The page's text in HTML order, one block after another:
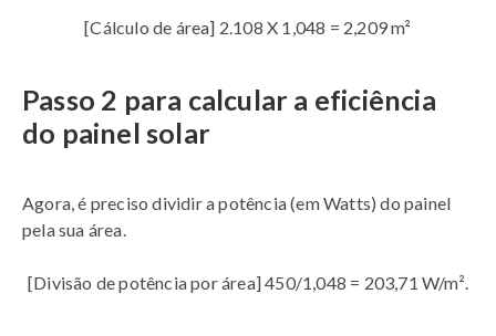
[Cálculo de área] 2.108 X 1,048 = 2,209 m²
Passo 2 para calcular a eficiência
do painel solar
Agora, é preciso dividir a potência (em Watts) do painel
pela sua área.
[Divisão de potência por área] 450/1,048 = 203,71 W/m².